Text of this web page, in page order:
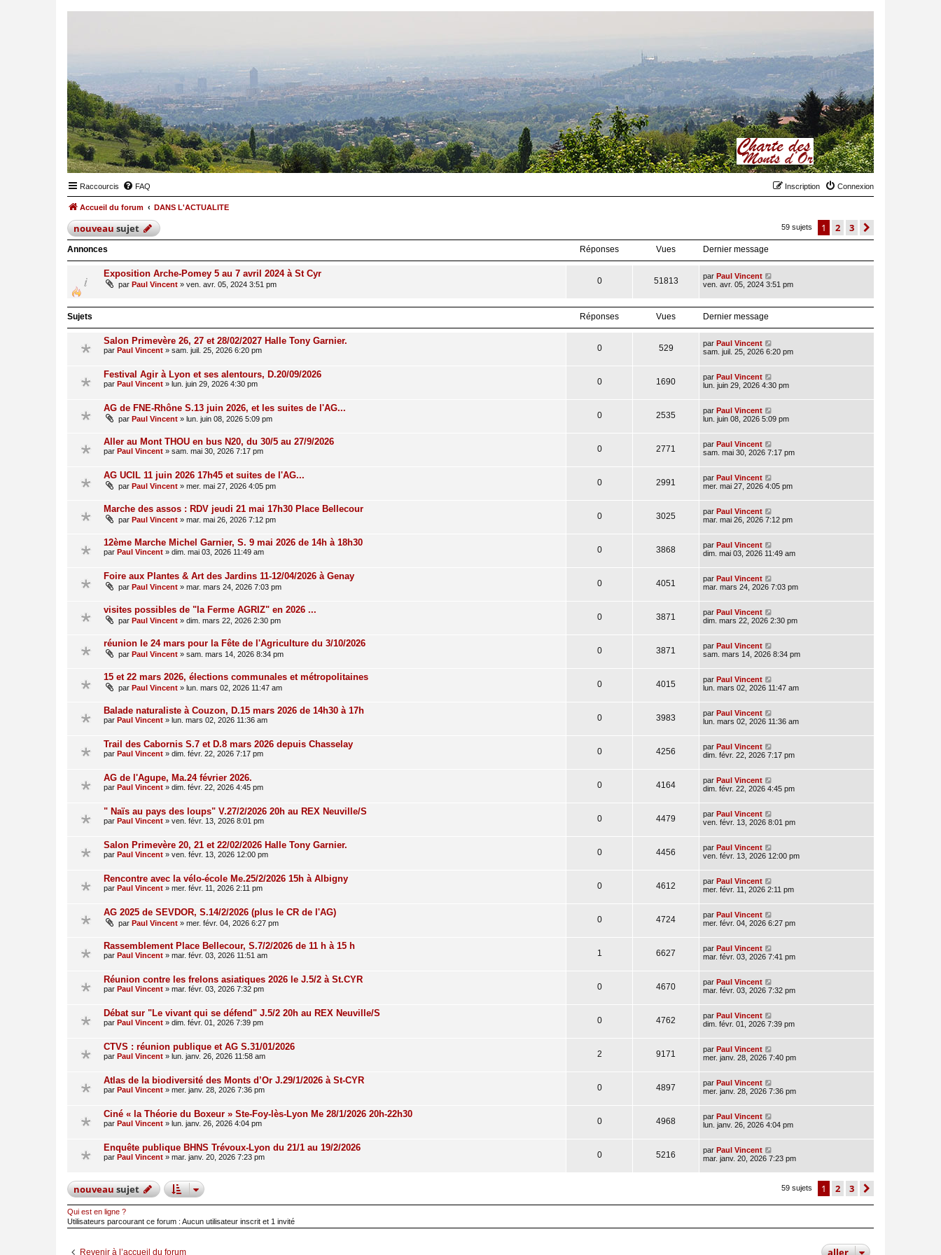
Raccourcis FAQ Connexion
Inscription
Accueil du forum DANS L'ACTUALITE
nouveausujet 59 sujets 1 2 3
Annonces Réponses Vues Dernier message
Exposition Arche-Pomey 5 au 7 avril 2024 à St Cyr
par Paul Vincent » ven. avr. 05, 2024 3:51 pm 0 51813 par Paul Vincent
ven. avr. 05, 2024 3:51 pm
Sujets Réponses Vues Dernier message
Salon Primevère 26, 27 et 28/02/2027 Halle Tony Garnier.
par Paul Vincent » sam. juil. 25, 2026 6:20 pm 0 529 par Paul Vincent
sam. juil. 25, 2026 6:20 pm
Festival Agir à Lyon et ses alentours, D.20/09/2026
par Paul Vincent » lun. juin 29, 2026 4:30 pm 0 1690 par Paul Vincent
lun. juin 29, 2026 4:30 pm
AG de FNE-Rhône S.13 juin 2026, et les suites de l'AG...
par Paul Vincent » lun. juin 08, 2026 5:09 pm 0 2535 par Paul Vincent
lun. juin 08, 2026 5:09 pm
Aller au Mont THOU en bus N20, du 30/5 au 27/9/2026
par Paul Vincent » sam. mai 30, 2026 7:17 pm 0 2771 par Paul Vincent
sam. mai 30, 2026 7:17 pm
AG UCIL 11 juin 2026 17h45 et suites de l'AG...
par Paul Vincent » mer. mai 27, 2026 4:05 pm 0 2991 par Paul Vincent
mer. mai 27, 2026 4:05 pm
Marche des assos : RDV jeudi 21 mai 17h30 Place Bellecour
par Paul Vincent » mar. mai 26, 2026 7:12 pm 0 3025 par Paul Vincent
mar. mai 26, 2026 7:12 pm
12ème Marche Michel Garnier, S. 9 mai 2026 de 14h à 18h30
par Paul Vincent » dim. mai 03, 2026 11:49 am 0 3868 par Paul Vincent
dim. mai 03, 2026 11:49 am
Foire aux Plantes & Art des Jardins 11-12/04/2026 à Genay
par Paul Vincent » mar. mars 24, 2026 7:03 pm 0 4051 par Paul Vincent
mar. mars 24, 2026 7:03 pm
visites possibles de "la Ferme AGRIZ" en 2026 ...
par Paul Vincent » dim. mars 22, 2026 2:30 pm 0 3871 par Paul Vincent
dim. mars 22, 2026 2:30 pm
réunion le 24 mars pour la Fête de l'Agriculture du 3/10/2026
par Paul Vincent » sam. mars 14, 2026 8:34 pm 0 3871 par Paul Vincent
sam. mars 14, 2026 8:34 pm
15 et 22 mars 2026, élections communales et métropolitaines
par Paul Vincent » lun. mars 02, 2026 11:47 am 0 4015 par Paul Vincent
lun. mars 02, 2026 11:47 am
Balade naturaliste à Couzon, D.15 mars 2026 de 14h30 à 17h
par Paul Vincent » lun. mars 02, 2026 11:36 am 0 3983 par Paul Vincent
lun. mars 02, 2026 11:36 am
Trail des Cabornis S.7 et D.8 mars 2026 depuis Chasselay
par Paul Vincent » dim. févr. 22, 2026 7:17 pm 0 4256 par Paul Vincent
dim. févr. 22, 2026 7:17 pm
AG de l'Agupe, Ma.24 février 2026.
par Paul Vincent » dim. févr. 22, 2026 4:45 pm 0 4164 par Paul Vincent
dim. févr. 22, 2026 4:45 pm
" Naïs au pays des loups" V.27/2/2026 20h au REX Neuville/S
par Paul Vincent » ven. févr. 13, 2026 8:01 pm 0 4479 par Paul Vincent
ven. févr. 13, 2026 8:01 pm
Salon Primevère 20, 21 et 22/02/2026 Halle Tony Garnier.
par Paul Vincent » ven. févr. 13, 2026 12:00 pm 0 4456 par Paul Vincent
ven. févr. 13, 2026 12:00 pm
Rencontre avec la vélo-école Me.25/2/2026 15h à Albigny
par Paul Vincent » mer. févr. 11, 2026 2:11 pm 0 4612 par Paul Vincent
mer. févr. 11, 2026 2:11 pm
AG 2025 de SEVDOR, S.14/2/2026 (plus le CR de l'AG)
par Paul Vincent » mer. févr. 04, 2026 6:27 pm 0 4724 par Paul Vincent
mer. févr. 04, 2026 6:27 pm
Rassemblement Place Bellecour, S.7/2/2026 de 11 h à 15 h
par Paul Vincent » mar. févr. 03, 2026 11:51 am 1 6627 par Paul Vincent
mar. févr. 03, 2026 7:41 pm
Réunion contre les frelons asiatiques 2026 le J.5/2 à St.CYR
par Paul Vincent » mar. févr. 03, 2026 7:32 pm 0 4670 par Paul Vincent
mar. févr. 03, 2026 7:32 pm
Débat sur "Le vivant qui se défend" J.5/2 20h au REX Neuville/S
par Paul Vincent » dim. févr. 01, 2026 7:39 pm 0 4762 par Paul Vincent
dim. févr. 01, 2026 7:39 pm
CTVS : réunion publique et AG S.31/01/2026
par Paul Vincent » lun. janv. 26, 2026 11:58 am 2 9171 par Paul Vincent
mer. janv. 28, 2026 7:40 pm
Atlas de la biodiversité des Monts d’Or J.29/1/2026 à St-CYR
par Paul Vincent » mer. janv. 28, 2026 7:36 pm 0 4897 par Paul Vincent
mer. janv. 28, 2026 7:36 pm
Ciné « la Théorie du Boxeur » Ste-Foy-lès-Lyon Me 28/1/2026 20h-22h30
par Paul Vincent » lun. janv. 26, 2026 4:04 pm 0 4968 par Paul Vincent
lun. janv. 26, 2026 4:04 pm
Enquête publique BHNS Trévoux-Lyon du 21/1 au 19/2/2026
par Paul Vincent » mar. janv. 20, 2026 7:23 pm 0 5216 par Paul Vincent
mar. janv. 20, 2026 7:23 pm
nouveausujet 59 sujets 1 2 3
Qui est en ligne ?
Utilisateurs parcourant ce forum : Aucun utilisateur inscrit et 1 invité
Revenir à l’accueil du forum aller